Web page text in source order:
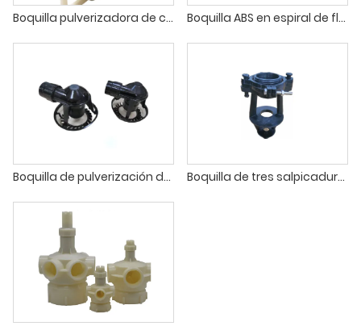
Boquilla pulverizadora de contraflujo Boquilla ABS en espiral de flujo cruzado para torre de enfriamiento
Boquilla de pulverización de plástico para el mantenimiento de la torre de enfriamiento de Marley Boquilla de tres salpicaduras